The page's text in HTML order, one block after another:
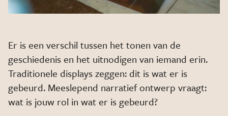
Er is een verschil tussen het tonen van de
geschiedenis en het uitnodigen van iemand erin.
Traditionele displays zeggen: dit is wat er is
gebeurd. Meeslepend narratief ontwerp vraagt:
wat is jouw rol in wat er is gebeurd?